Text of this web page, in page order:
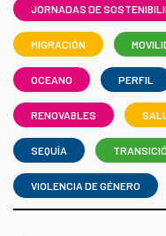
JORNADAS DE
MIGRACIÓN
OCEANO PERFIL
RENOVABLES
SEQUÍA
VIOLENCIA DE GÉNERO